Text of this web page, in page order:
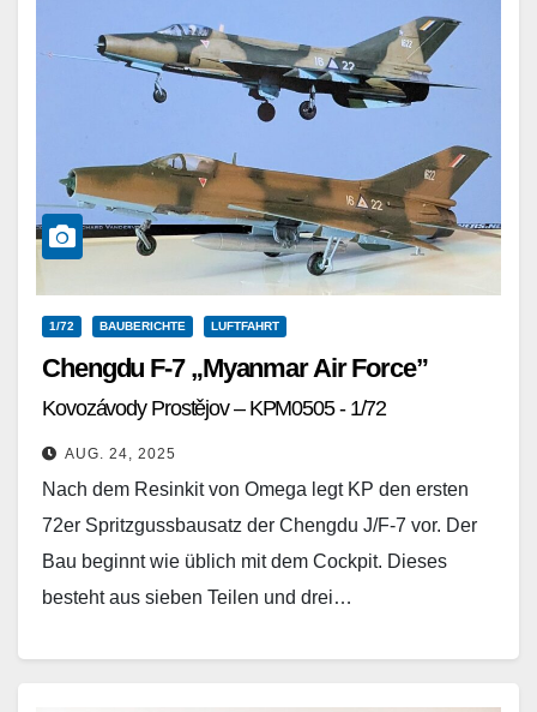
1/72 BAUBERICHTE LUFTFAHRT
Chengdu F-7 „Myanmar Air Force”
Kovozávody Prostějov – KPM0505 - 1/72
AUG. 24, 2025
Nach dem Resinkit von Omega legt KP den ersten
72er Spritzgussbausatz der Chengdu J/F-7 vor. Der
Bau beginnt wie üblich mit dem Cockpit. Dieses
besteht aus sieben Teilen und drei…